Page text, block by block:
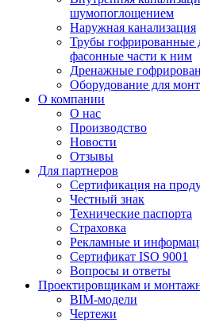
шумопоглощением
Наружная канализация
Трубы гофрированные
фасонные части к ним
Дренажные
Оборудование для
О компании
О нас
Производство
Новости
Отзывы
Для партнеров
Сертификация на
Честный знак
Технические паспорта
Страховка
Рекламные и
Сертификат ISO 9001
Вопросы и ответы
Проектировщикам и
BIM-модели
Чертежи